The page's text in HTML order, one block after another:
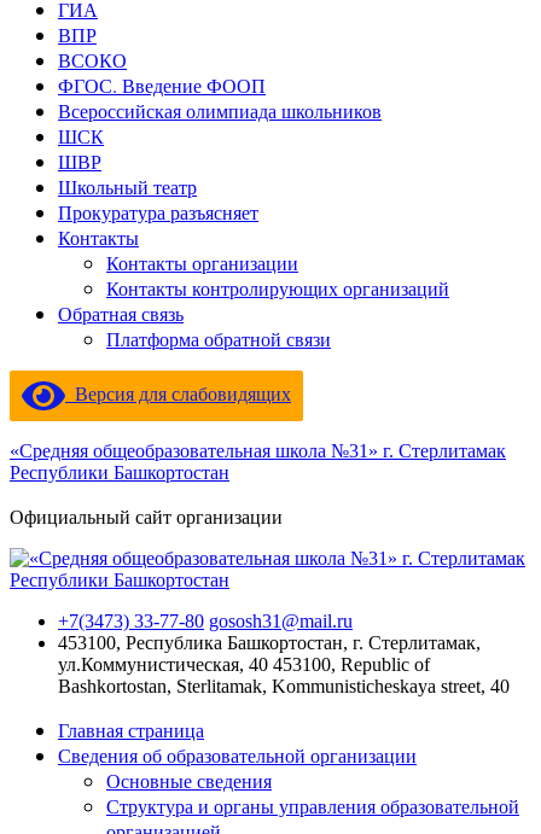
ГИА
ВПР
ВСОКО
ФГОС. Введение ФООП
Всероссийская олимпиада школьников
ШСК
ШВР
Школьный театр
Прокуратура разъясняет
Контакты
Контакты организации
Контакты контролирующих организаций
Обратная связь
Платформа обратной связи
Версия для слабовидящих
«Средняя общеобразовательная школа №31» г. Стерлитамак
Республики Башкортостан
Официальный сайт организации
+7(3473) 33-77-80 gososh31@mail.ru
453100, Республика Башкортостан, г. Стерлитамак,
ул.Коммунистическая, 40 453100, Republic of
Bashkortostan, Sterlitamak, Kommunisticheskaya street, 40
Главная страница
Сведения об образовательной организации
Основные сведения
Структура и органы управления образовательной